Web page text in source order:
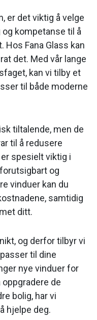
er det viktig å velge
kompetanse til å
Hos Fana Glass kan
det. Med vår lange
kan vi tilby et
til både moderne
tiltalende, men de
til å redusere
spesielt viktig i
og
vinduer kan du
samtidig
ditt.
og derfor tilbyr vi
til dine
nye vinduer for
de
bolig, har vi
hjelpe deg.